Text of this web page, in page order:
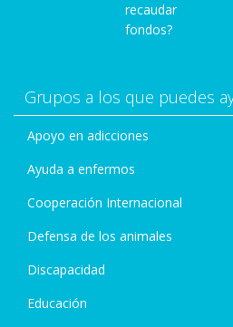
recaudar
fondos?
Grupos a los que puedes
Apoyo en adicciones
Ayuda a enfermos
Cooperación Internacional
Defensa de los animales
Discapacidad
Educación